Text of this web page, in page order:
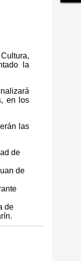
la
en los
las
de
de
de